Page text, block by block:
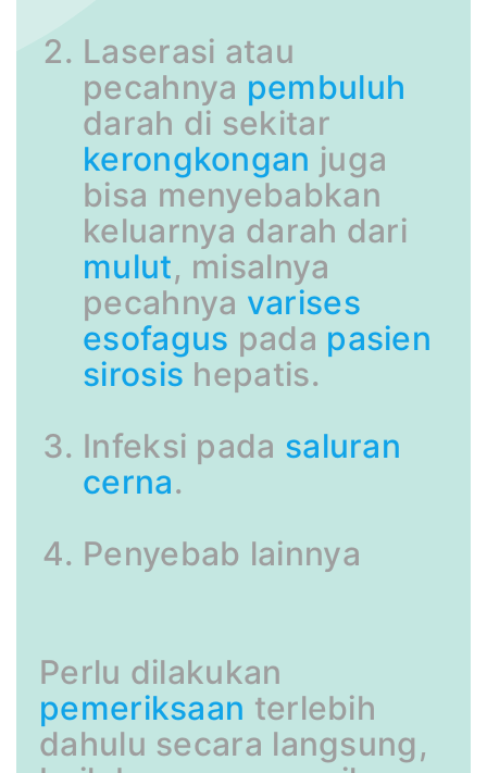
Laserasi atau
pecahnya pembuluh
darah di sekitar
kerongkongan juga
bisa menyebabkan
keluarnya darah dari
mulut, misalnya
pecahnya varises
esofagus pada pasien
sirosis hepatis.
Infeksi pada saluran
cerna.
Penyebab lainnya
Perlu dilakukan
pemeriksaan terlebih
dahulu secara langsung,